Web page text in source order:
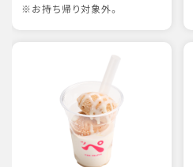
※お持ち帰り対象外。